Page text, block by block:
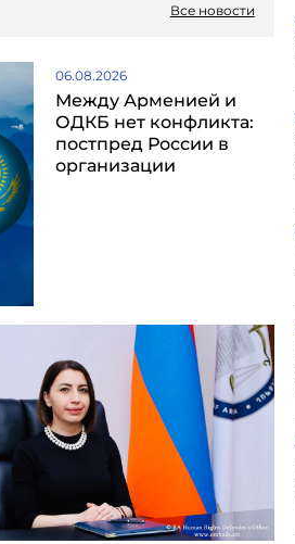
Все новости
06.08.2026
Между Арменией и
ОДКБ нет конфликта:
постпред России в
организации